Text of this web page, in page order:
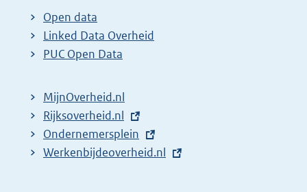
t
e
r
l
i
n
k
Open data
Linked Data Overheid
PUC Open Data
MijnOverheid.nl
E
x
t
Rijksoverheid.nl
E
x
Ondernemersplein
E
Werkenbijdeoverheid.nl